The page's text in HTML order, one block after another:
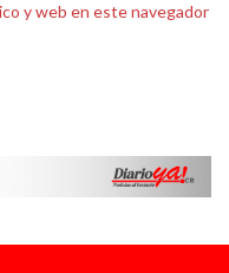
y web en este navegador